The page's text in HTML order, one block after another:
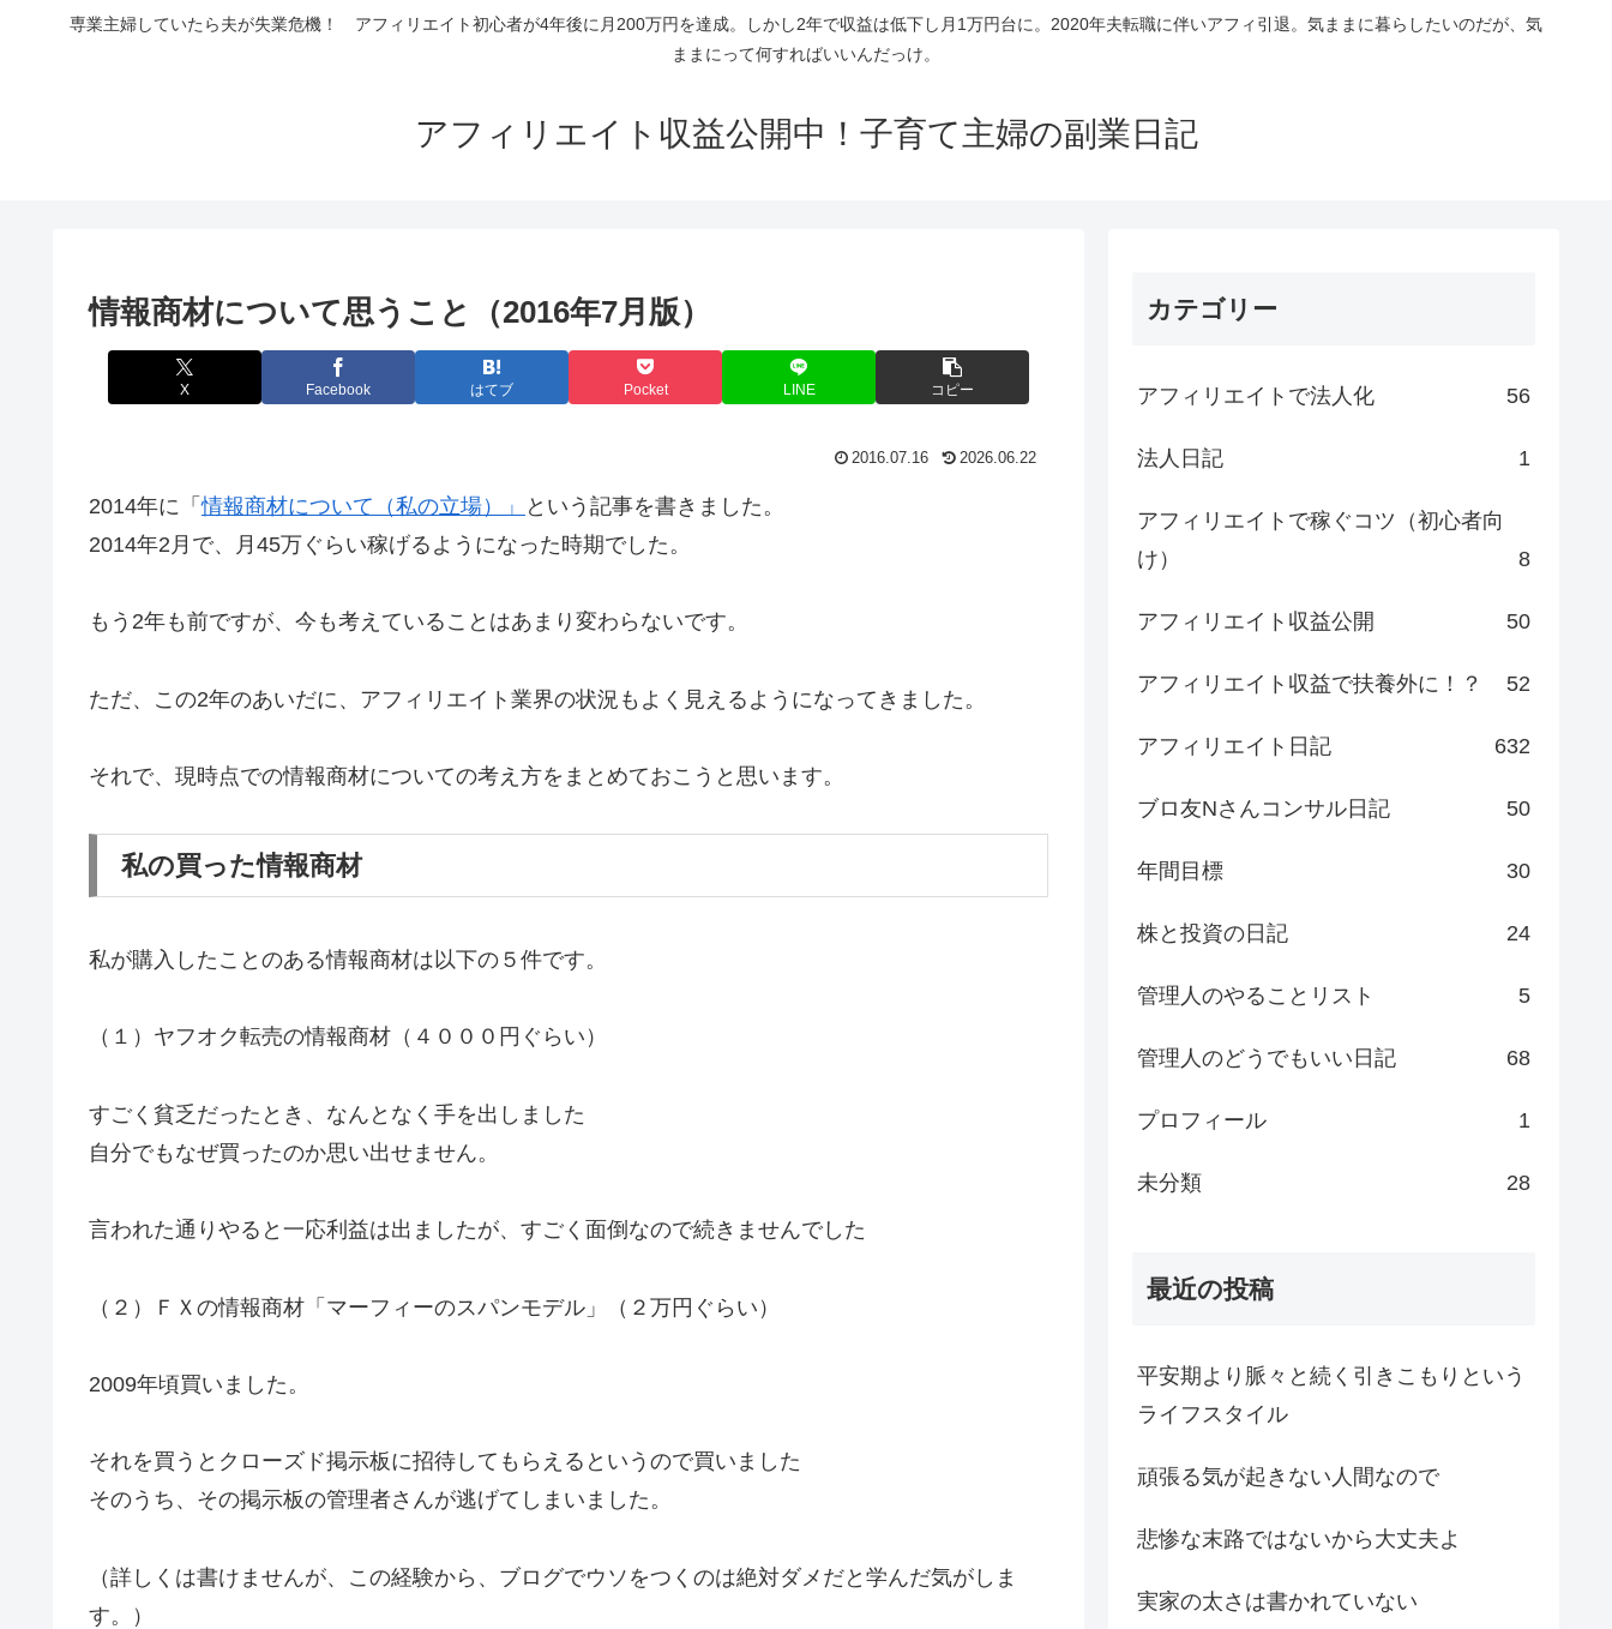
専業主婦していたら夫が失業危機！ アフィリエイト初心者が4年後に月200万円を達成。しかし2年で収益は低下し月1万円台に。2020年夫転職に伴いアフィ引退。気ままに暮らしたいのだが、気
ままにって何すればいいんだっけ。
アフィリエイト収益公開中！子育て主婦の副業日記
情報商材について思うこと（2016年7月版）
X Facebook はてブ Pocket LINE コピー
2016.07.16 2026.06.22
2014年に「情報商材について（私の立場）」
という記事を書きました。
2014年2月で、月45万ぐらい稼げるようになった時期でした。
もう2年も前ですが、今も考えていることはあまり変わらないです。
ただ、この2年のあいだに、アフィリエイト業界の状況もよく見えるようになってきました。
それで、現時点での情報商材についての考え方をまとめておこうと思います。
私の買った情報商材
私が購入したことのある情報商材は以下の５件です。
（１）ヤフオク転売の情報商材（４０００円ぐらい）
すごく貧乏だったとき、なんとなく手を出しました
自分でもなぜ買ったのか思い出せません。
言われた通りやると一応利益は出ましたが、すごく面倒なので続きませんでした
（２）ＦＸの情報商材「マーフィーのスパンモデル」（２万円ぐらい）
2009年頃買いました。
それを買うとクローズド掲示板に招待してもらえるというので買いました
そのうち、その掲示板の管理者さんが逃げてしまいました。
（詳しくは書けませんが、この経験から、ブログでウソをつくのは絶対ダメだと学んだ気がしま
す。）
カテゴリー
アフィリエイトで法人化 56
法人日記 1
アフィリエイトで稼ぐコツ（初心者向
け）
8
アフィリエイト収益公開 50
アフィリエイト収益で扶養外に！？ 52
アフィリエイト日記 632
ブロ友Nさんコンサル日記 50
年間目標 30
株と投資の日記 24
管理人のやることリスト 5
管理人のどうでもいい日記 68
プロフィール 1
未分類 28
最近の投稿
平安期より脈々と続く引きこもりという
ライフスタイル
頑張る気が起きない人間なので
悲惨な末路ではないから大丈夫よ
実家の太さは書かれていない